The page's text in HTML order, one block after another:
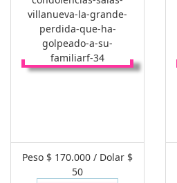
Peso $ 170.000 / Dolar $
50